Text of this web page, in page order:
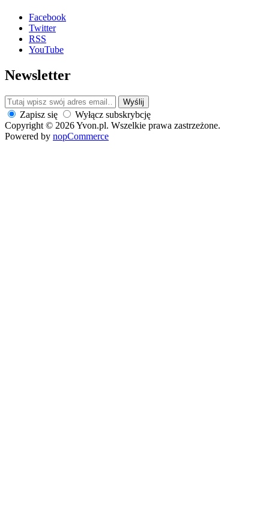
Facebook
Twitter
RSS
YouTube
Newsletter
Wyślij
Zapisz się
Wyłącz subskrybcję
Copyright © 2026 Yvon.pl. Wszelkie prawa zastrzeżone.
Powered by nopCommerce